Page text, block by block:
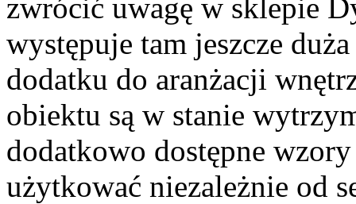
zwrócić uwagę w sklepie
występuje tam jeszcze
dodatku do aranżacji
obiektu są w stanie
dodatkowo dostępne
użytkować niezależnie od